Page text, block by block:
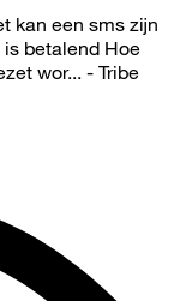
kan een sms zijn
betalend Hoe
wor... - Tribe